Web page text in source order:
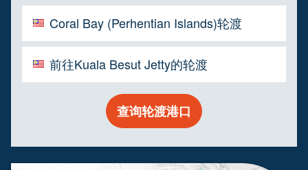
Coral Bay (Perhentian Islands)轮渡
前往Kuala Besut Jetty的轮渡
查询轮渡港口